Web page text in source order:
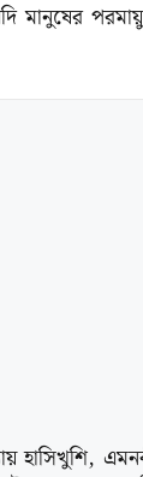
মানুষের
হাসিখুশি,